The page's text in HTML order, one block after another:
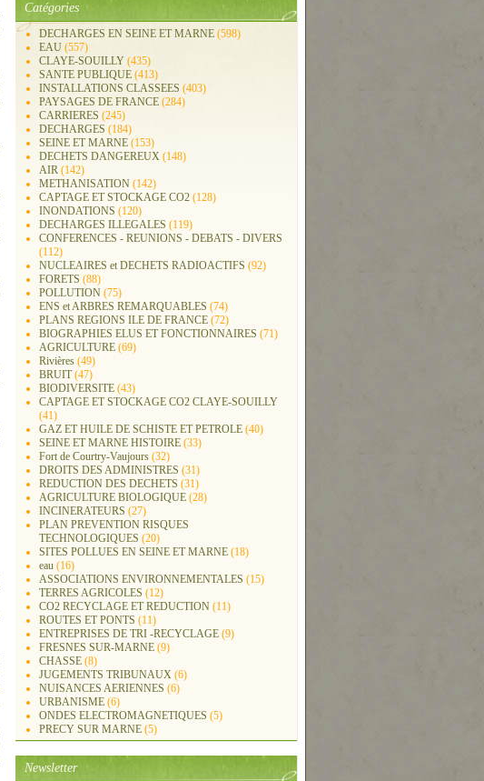
Catégories
DECHARGES EN SEINE ET MARNE (598)
EAU (557)
CLAYE-SOUILLY (435)
SANTE PUBLIQUE (413)
INSTALLATIONS CLASSEES (403)
PAYSAGES DE FRANCE (284)
CARRIERES (245)
DECHARGES (184)
SEINE ET MARNE (153)
DECHETS DANGEREUX (148)
AIR (142)
METHANISATION (142)
CAPTAGE ET STOCKAGE CO2 (128)
INONDATIONS (120)
DECHARGES ILLEGALES (119)
CONFERENCES - REUNIONS - DEBATS - DIVERS
(112)
NUCLEAIRES et DECHETS RADIOACTIFS (92)
FORETS (88)
POLLUTION (75)
ENS et ARBRES REMARQUABLES (74)
PLANS REGIONS ILE DE FRANCE (72)
BIOGRAPHIES ELUS ET FONCTIONNAIRES (71)
AGRICULTURE (69)
Rivières (49)
BRUIT(47)
BIODIVERSITE (43)
CAPTAGE ET STOCKAGE CO2 CLAYE-SOUILLY
(41)
GAZ ET HUILE DE SCHISTE ET PETROLE (40)
SEINE ET MARNE HISTOIRE (33)
Fort de Courtry-Vaujours (32)
DROITS DES ADMINISTRES (31)
REDUCTION DES DECHETS (31)
AGRICULTURE BIOLOGIQUE (28)
INCINERATEURS (27)
PLAN PREVENTION RISQUES
TECHNOLOGIQUES (20)
SITES POLLUES EN SEINE ET MARNE (18)
eau (16)
ASSOCIATIONS ENVIRONNEMENTALES (15)
TERRES AGRICOLES (12)
CO2 RECYCLAGE ET REDUCTION (11)
ROUTES ET PONTS (11)
ENTREPRISES DE TRI -RECYCLAGE (9)
FRESNES SUR-MARNE (9)
CHASSE (8)
JUGEMENTS TRIBUNAUX (6)
NUISANCES AERIENNES (6)
URBANISME (6)
ONDES ELECTROMAGNETIQUES (5)
PRECY SUR MARNE (5)
Newsletter